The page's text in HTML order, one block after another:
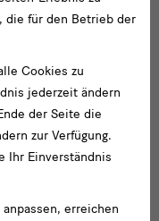
die für den Betrieb der
Cookies zu
jederzeit ändern
der Seite die
zur Verfügung.
Ihr Einverständnis
erreichen